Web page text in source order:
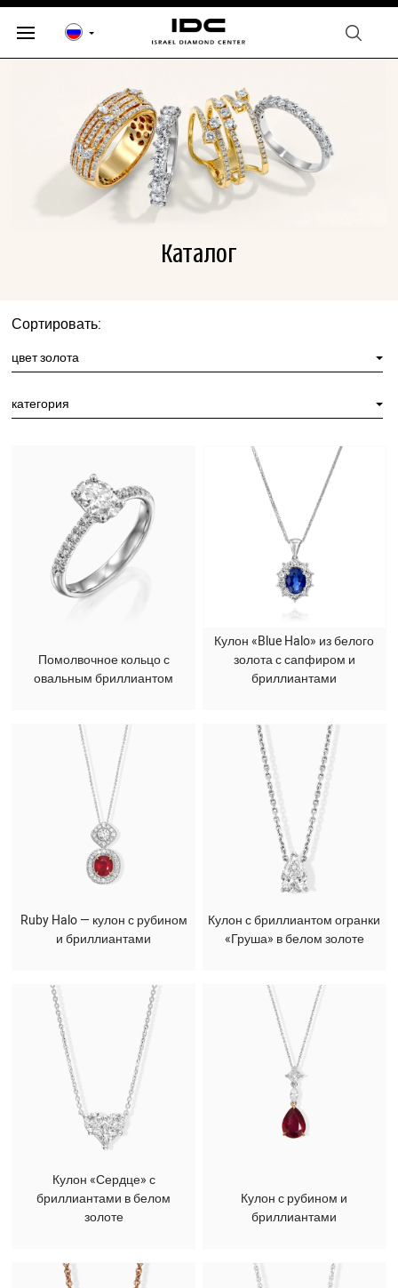
Каталог
Сортировать:
цвет золота
категория
Помолвочное кольцо с
овальным бриллиантом
Кулон «Blue Halo» из белого
золота с сапфиром и
бриллиантами
Ruby Halo — кулон с рубином
и бриллиантами
Кулон с бриллиантом огранки
«Груша» в белом золоте
Кулон «Сердце» с
бриллиантами в белом
золоте
Кулон с рубином и
бриллиантами